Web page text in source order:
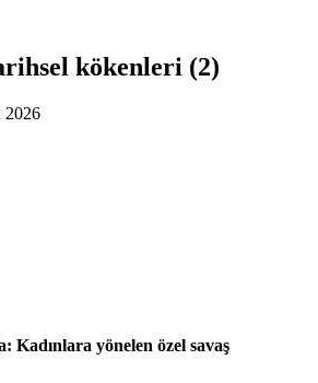
kökenleri (2)
2026
Kadınlara yönelen özel savaş